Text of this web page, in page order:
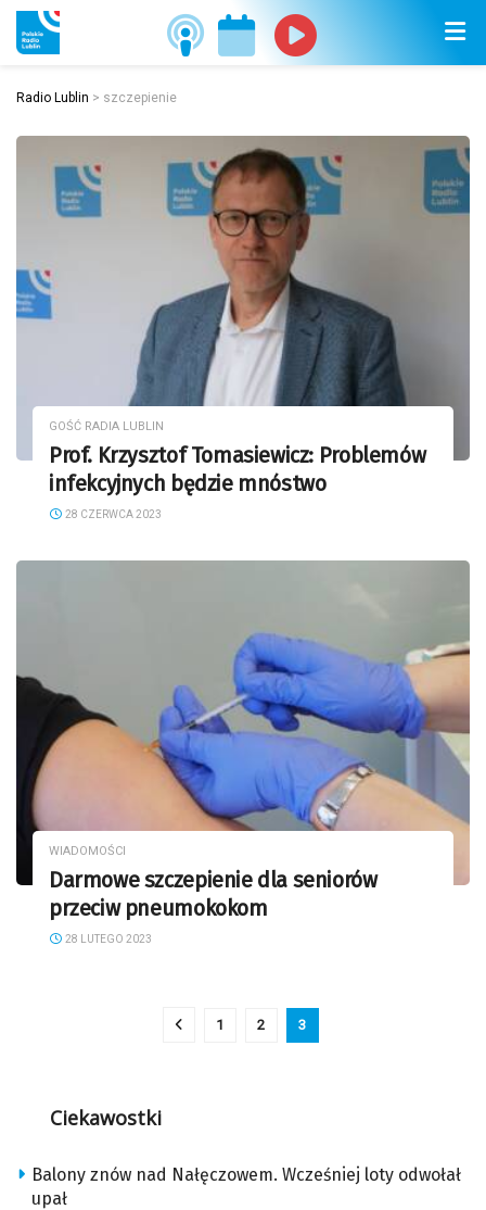
Radio Lublin > szczepienie
GOŚĆ RADIA LUBLIN
Prof. Krzysztof Tomasiewicz: Problemów
infekcyjnych będzie mnóstwo
28 CZERWCA 2023
WIADOMOŚCI
Darmowe szczepienie dla seniorów
przeciw pneumokokom
28 LUTEGO 2023
1 2 3
Ciekawostki
Balony znów nad Nałęczowem. Wcześniej loty odwołał
upał